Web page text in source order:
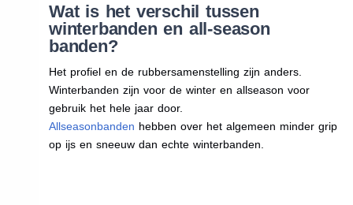
Wat is het verschil tussen
winterbanden en all-season
banden?
Het profiel en de rubbersamenstelling zijn anders.
Winterbanden zijn voor de winter en allseason voor
gebruik het hele jaar door.
Allseasonbanden hebben over het algemeen minder grip
op ijs en sneeuw dan echte winterbanden.